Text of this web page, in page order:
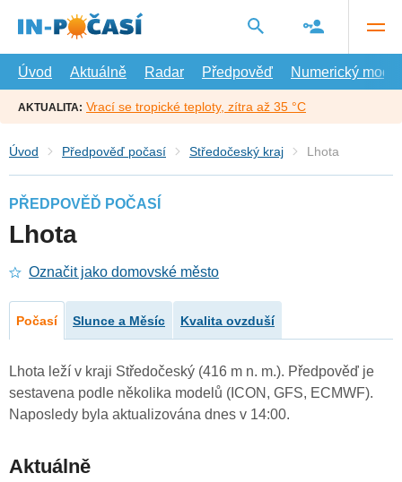
hlavní
Úvod
Aktuálně Radar Předpověď Numerický model
AKTUALITA: Vrací se tropické teploty, zítra až 35 °C
Úvod Předpověď počasí Středočeský kraj Lhota
PŘEDPOVĚĎ POČASÍ
Lhota
Označit jako domovské město
Počasí Slunce a Měsíc Kvalita ovzduší
Lhota leží v kraji Středočeský (416 m n. m.). Předpověď je
sestavena podle několika modelů (ICON, GFS, ECMWF).
Naposledy byla aktualizována dnes v 14:00.
Aktuálně